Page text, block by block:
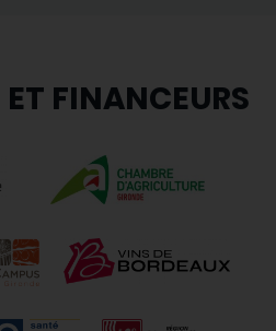
ET FINANCEURS